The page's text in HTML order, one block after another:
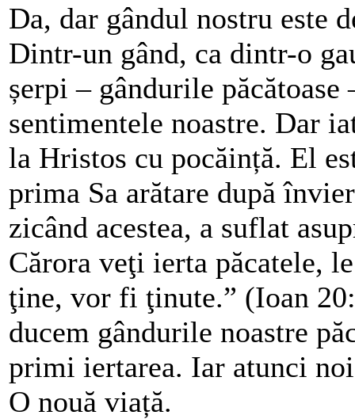
Da, dar gândul nostru este
Dintr-un gând, ca dintr-o
șerpi – gândurile păcătoase
sentimentele noastre. Dar
la Hristos cu pocăință. El
prima Sa arătare după
zicând acestea, a suflat
Cărora veţi ierta păcatele,
ţine, vor fi ţinute.” (Ioan
ducem gândurile noastre
primi iertarea. Iar atunci
O nouă viață.